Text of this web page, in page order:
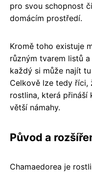
pro svou schopnost
domácím prostředí.
Kromě toho existuje
různým tvarem listů
každý si může najít
Celkově lze tedy říci,
rostlina, která přináší
větší námahy.
Původ a
Chamaedorea je